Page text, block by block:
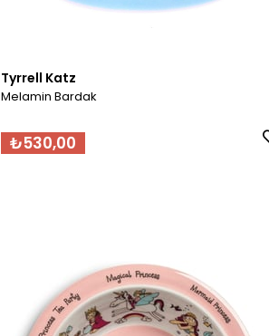
Tyrrell Katz
Melamin Bardak
₺530,00